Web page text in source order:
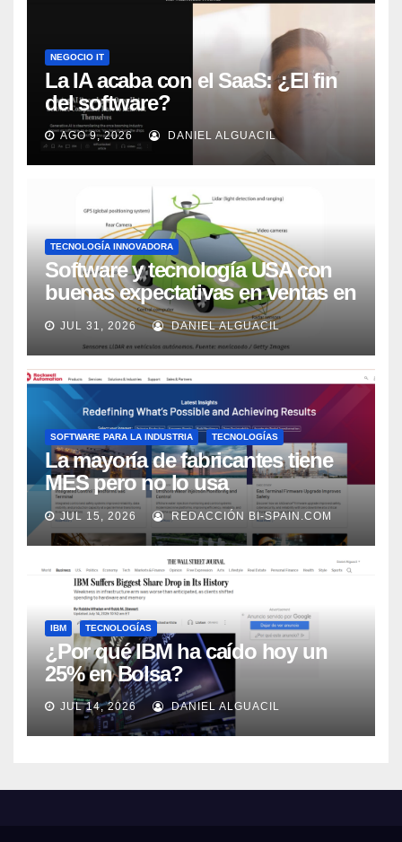
NEGOCIO IT
La IA acaba con el SaaS: ¿El fin
del software?
AGO 9, 2026 DANIEL ALGUACIL
TECNOLOGÍA INNOVADORA
Software y tecnología USA con
buenas expectativas en ventas en
los próximos 2 años, según
Market Watch
JUL 31, 2026 DANIEL ALGUACIL
SOFTWARE PARA LA INDUSTRIA TECNOLOGÍAS
La mayoría de fabricantes tiene
MES pero no lo usa
adecuadamente, según Rockwell
Automation
JUL 15, 2026 REDACCIÓN BI-SPAIN.COM
IBM TECNOLOGÍAS
¿Por qué IBM ha caído hoy un
25% en Bolsa?
JUL 14, 2026 DANIEL ALGUACIL